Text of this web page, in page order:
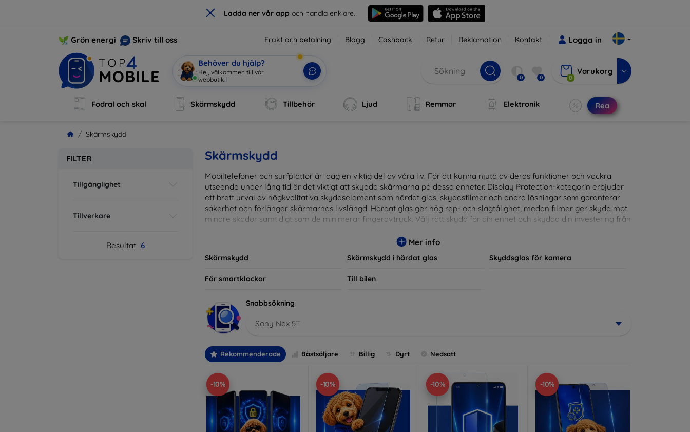
× Ladda ner vår app och handla enklare.
Grön energi Skriv till oss Frakt och betalning Blogg Cashback Retur Reklamation Kontakt Logga in
Behöver du hjälp?
J| 0 0 0
Varukorg
Fodral och skal Skärmskydd Tillbehör Ljud Remmar Elektronik Rea
Skärmskydd
FILTER
Tillgänglighet
Tillverkare
Resultat 6
Skärmskydd
Mobiltelefoner och surfplattor är idag en viktig del av våra liv. För att kunna njuta av deras funktioner och vackra
utseende under lång tid är det viktigt att skydda skärmarna på dessa enheter. Display Protection-kategorin erbjuder
ett brett urval av högkvalitativa skyddselement som härdat glas, skyddsfilmer och andra lösningar som garanterar
säkerhet och förlänger skärmarnas livslängd. Härdat glas ger hög rep- och slagtålighet, medan filmer ger skydd mot
mindre skador samtidigt som de minimerar fingeravtryck. Välj rätt skydd för din enhet och skydda din investering från
modeller, vilket säkerställer att varje kund hittar det perfekta skyddet för sin enhet.
Mer info
Skärmskydd Skärmskydd i härdat glas Skyddsglas för kamera
För smartklockor Till bilen
Snabbsökning
Sony Nex 5T
Rekommenderade Bästsäljare Billig Dyrt Nedsatt
-10% -10% -10% -10%